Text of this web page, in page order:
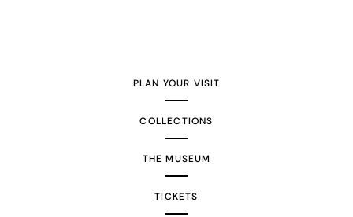
PLAN YOUR VISIT
COLLECTIONS
THE MUSEUM
TICKETS